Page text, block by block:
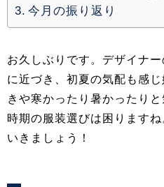
今月の振り返り
お久しぶりです。デザイナ
に近づき、初夏の気配も感
きや寒かったり暑かったり
時期の服装選びは困ります
いきましょう！